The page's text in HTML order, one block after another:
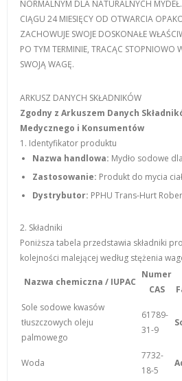
NORMALNYM DLA NATURALNYCH
CIĄGU 24 MIESIĘCY OD OTWARCIA
ZACHOWUJE SWOJE DOSKONAŁE
PO TYM TERMINIE, TRACĄC STOPNIOWO
SWOJĄ WAGĘ.
ARKUSZ DANYCH SKŁADNIKÓW
Zgodny z Arkuszem Danych
Medycznego i Konsumentów
1. Identyfikator produktu
Nazwa handlowa: Mydło sodowe
Zastosowanie: Produkt do mycia
Dystrybutor: PPHU Trans-Hurt
2. Składniki
Poniższa tabela przedstawia składniki
kolejności malejącej według stężenia
Nazwa chemiczna / IUPAC
Numer
CAS
Sole sodowe kwasów
tłuszczowych oleju
palmowego
61789-
31-9
Woda
7732-
18-5